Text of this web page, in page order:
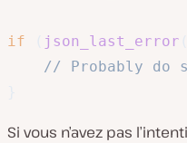
if json_last_error
// Probably do
Si vous n’avez pas